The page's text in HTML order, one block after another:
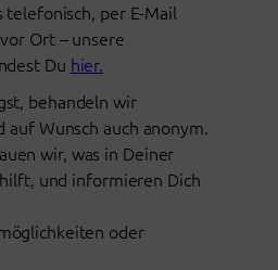
telefonisch, per E-Mail
Ort – unsere
Du hier.
behandeln wir
auf Wunsch auch anonym.
wir, was in Deiner
und informieren Dich
oder